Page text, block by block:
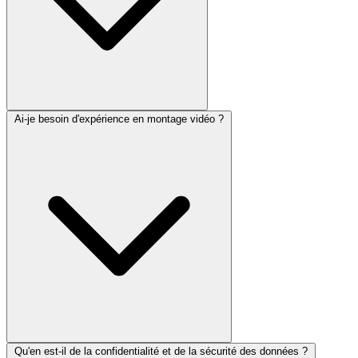
Ai-je besoin d'expérience en montage vidéo ?
Qu'en est-il de la confidentialité et de la sécurité des données ?